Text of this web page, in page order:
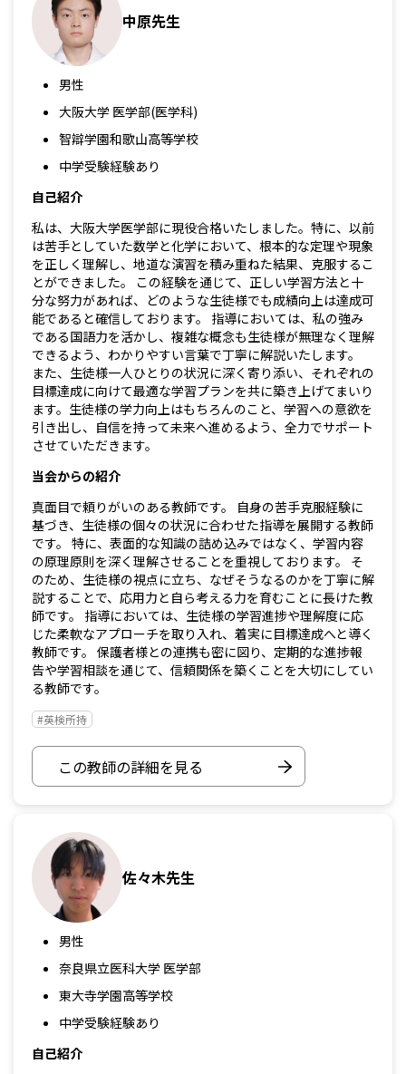
中原先生
男性
大阪大学 医学部(医学科)
智辯学園和歌山高等学校
中学受験経験あり
自己紹介
私は、大阪大学医学部に現役合格いたしました。特に、以前
は苦手としていた数学と化学において、根本的な定理や現象
を正しく理解し、地道な演習を積み重ねた結果、克服するこ
とができました。 この経験を通じて、正しい学習方法と十
分な努力があれば、どのような生徒様でも成績向上は達成可
能であると確信しております。 指導においては、私の強み
である国語力を活かし、複雑な概念も生徒様が無理なく理解
できるよう、わかりやすい言葉で丁寧に解説いたします。
また、生徒様一人ひとりの状況に深く寄り添い、それぞれの
目標達成に向けて最適な学習プランを共に築き上げてまいり
ます。生徒様の学力向上はもちろんのこと、学習への意欲を
引き出し、自信を持って未来へ進めるよう、全力でサポート
させていただきます。
当会からの紹介
真面目で頼りがいのある教師です。 自身の苦手克服経験に
基づき、生徒様の個々の状況に合わせた指導を展開する教師
です。 特に、表面的な知識の詰め込みではなく、学習内容
の原理原則を深く理解させることを重視しております。 そ
のため、生徒様の視点に立ち、なぜそうなるのかを丁寧に解
説することで、応用力と自ら考える力を育むことに長けた教
師です。 指導においては、生徒様の学習進捗や理解度に応
じた柔軟なアプローチを取り入れ、着実に目標達成へと導く
教師です。 保護者様との連携も密に図り、定期的な進捗報
告や学習相談を通じて、信頼関係を築くことを大切にしてい
る教師です。
#英検所持
この教師の詳細を見る
佐々木先生
男性
奈良県立医科大学 医学部
東大寺学園高等学校
中学受験経験あり
自己紹介